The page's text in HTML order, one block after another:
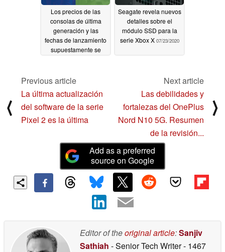
Los precios de las
consolas de última
generación y las
fechas de lanzamiento
supuestamente se
Microsoft tomando
contra las consolas de
PlayStation 508/19/2020
Seagate revela nuevos
detalles sobre el
módulo SSD para la
serie Xbox X 07/23/2020
⟨
Previous article
La última actualización
del software de la serie
Pixel 2 es la última
Next article
Las debilidades y
fortalezas del OnePlus
Nord N10 5G. Resumen
de la revisión...
⟩
Add as a preferred
source on Google
Editor of theoriginal article:Sanjiv
Sathiah - Senior Tech Writer- 1467